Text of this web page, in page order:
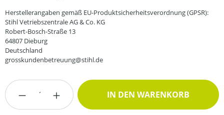
Herstellerangaben gemäß EU-Produktsicherheitsverordnung (GPSR):
Stihl Vetriebszentrale AG & Co. KG
Robert-Bosch-Straße 13
64807 Dieburg
Deutschland
grosskundenbetreuung@stihl.de
Produkt Anzahl: Gib den gewünschten
IN DEN WARENKORB